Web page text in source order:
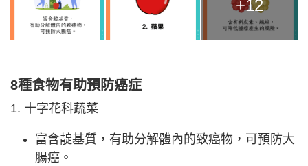
+12
8種食物有助預防癌症
1. 十字花科蔬菜
富含靛基質，有助分解體內的致癌物，可預防大
腸癌。